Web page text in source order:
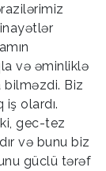
və əminliklə
bilməzdi. Biz
olardı.
gec-tez
və bunu biz
güclü tərəf